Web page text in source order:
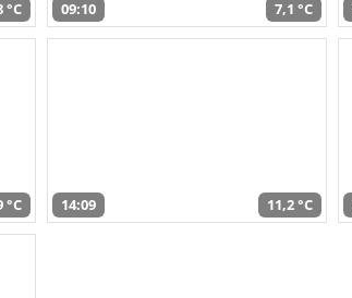
°C 09:10 7,1 °C
°C 14:09 11,2 °C